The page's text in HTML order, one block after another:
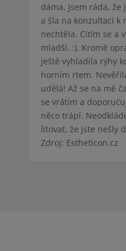
dáma. Jsem ráda,
a šla na konzultaci k
nechtěla. Cítím se a
mladší. :). Kromě
ještě vyhladila rýhy
horním rtem.
udělá! Až se na mě
se vrátím a
něco trápí.
litovat, že jste nešly
Zdroj: Estheticon.cz